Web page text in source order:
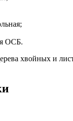
ОСБ.
хвойных и